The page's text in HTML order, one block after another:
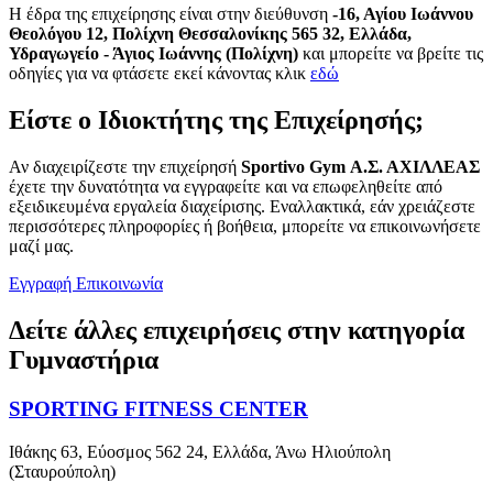
H έδρα της επιχείρησης είναι στην διεύθυνση -16, Αγίου Ιωάννου
Θεολόγου 12, Πολίχνη Θεσσαλονίκης 565 32, Ελλάδα,
Υδραγωγείο - Άγιος Ιωάννης (Πολίχνη) και μπορείτε να βρείτε τις
οδηγίες για να φτάσετε εκεί κάνοντας κλικ εδώ
Είστε ο Ιδιοκτήτης της Επιχείρησής;
Αν διαχειρίζεστε την επιχείρησή Sportivo Gym Α.Σ. ΑΧΙΛΛΕΑΣ
έχετε την δυνατότητα να εγγραφείτε και να επωφεληθείτε από
εξειδικευμένα εργαλεία διαχείρισης. Εναλλακτικά, εάν χρειάζεστε
περισσότερες πληροφορίες ή βοήθεια, μπορείτε να επικοινωνήσετε
μαζί μας.
Εγγραφή Επικοινωνία
Δείτε άλλες επιχειρήσεις στην κατηγορία
Γυμναστήρια
SPORTING FITNESS CENTER
Ιθάκης 63, Εύοσμος 562 24, Ελλάδα, Άνω Ηλιούπολη
(Σταυρούπολη)